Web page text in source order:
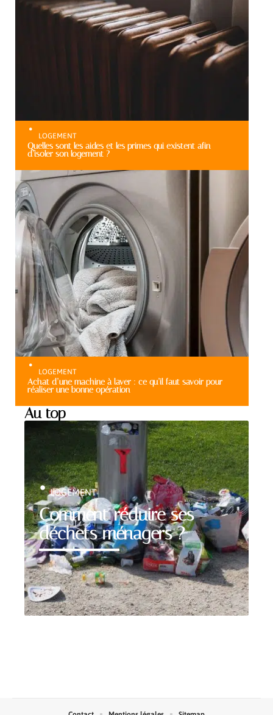
LOGEMENT
Quelles sont les aides et les primes qui existent afin
d’isoler son logement ?
LOGEMENT
Achat d’une machine à laver : ce qu’il faut savoir pour
réaliser une bonne opération
Au top
Comment réduire ses
déchets ménagers ?
LOGEMENT